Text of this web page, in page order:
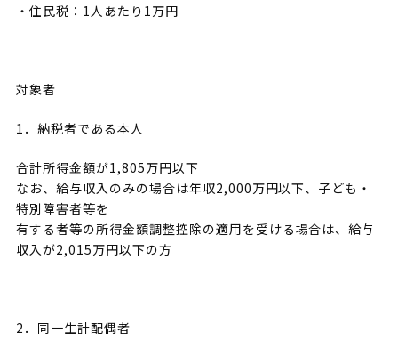
・住民税：1人あたり1万円
対象者
1．納税者である本人
合計所得金額が1,805万円以下
なお、給与収入のみの場合は年収2,000万円以下、子ども・
特別障害者等を
有する者等の所得金額調整控除の適用を受ける場合は、給与
収入が2,015万円以下の方
2．同一生計配偶者